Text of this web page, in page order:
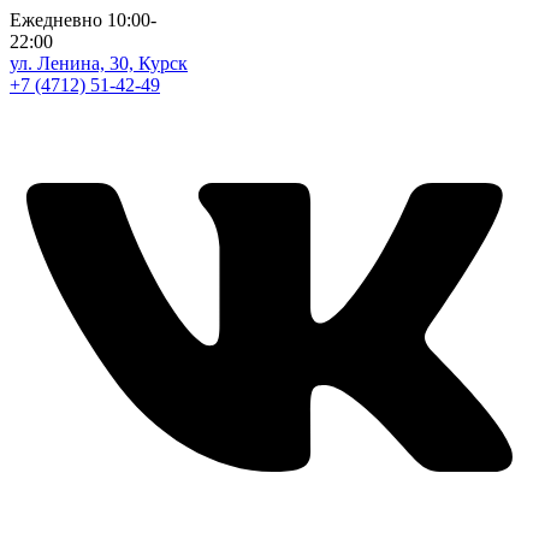
Ежедневно 10:00-
22:00
ул. Ленина, 30, Курск
+7 (4712) 51-42-49